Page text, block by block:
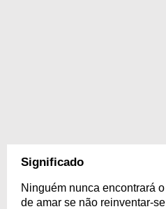
Significado
Ninguém nunca encontrará
de amar se não reinventar-